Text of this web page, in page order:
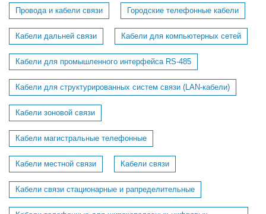
Провода и кабели связи Городские телефонные кабели
Кабели дальней связи Кабели для компьютерных сетей
Кабели для промышленного интерфейса RS-485
Кабели для структурированных систем связи (LAN-кабели)
Кабели зоновой связи
Кабели магистральные телефонные
Кабели местной связи Кабели связи
Кабели связи стационарные и рапределительные